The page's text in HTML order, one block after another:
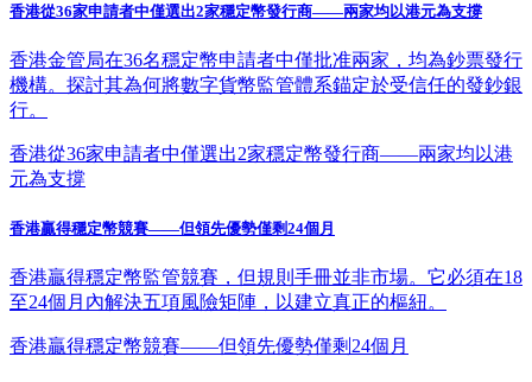
香港從36家申請者中僅選出2家穩定幣發行商——兩家均以港元為支撐
香港金管局在36名穩定幣申請者中僅批准兩家，均為鈔票發行
機構。探討其為何將數字貨幣監管體系錨定於受信任的發鈔銀
行。
香港從36家申請者中僅選出2家穩定幣發行商——兩家均以港
元為支撐
香港贏得穩定幣競賽——但領先優勢僅剩24個月
香港贏得穩定幣監管競賽，但規則手冊並非市場。它必須在18
至24個月內解決五項風險矩陣，以建立真正的樞紐。
香港贏得穩定幣競賽——但領先優勢僅剩24個月